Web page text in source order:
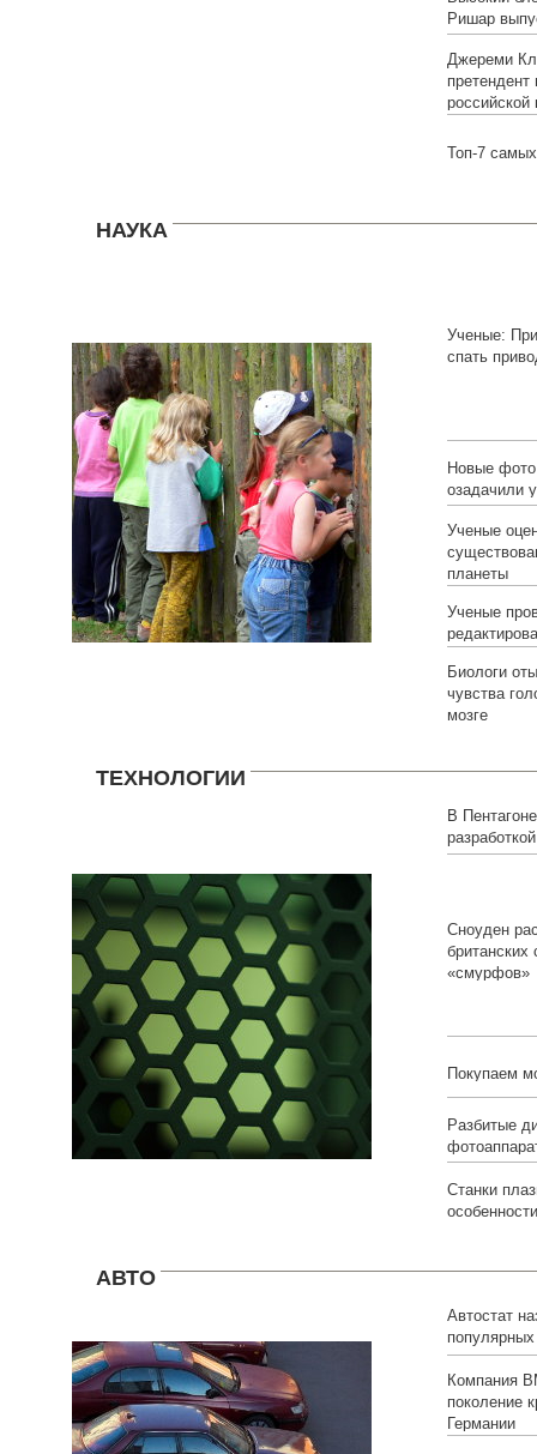
Ришар
Джереми
претендент
российской
Топ-7
НАУКА
Ученые:
спать
Новые
озадачили
Ученые
планеты
Ученые
Биологи
чувства
мозге
ТЕХНОЛОГИИ
В
Сноуден
«смурфов»
Покупаем
Разбитые
Станки
АВТО
Автостат
белорусов
Компания
поколение
Германии